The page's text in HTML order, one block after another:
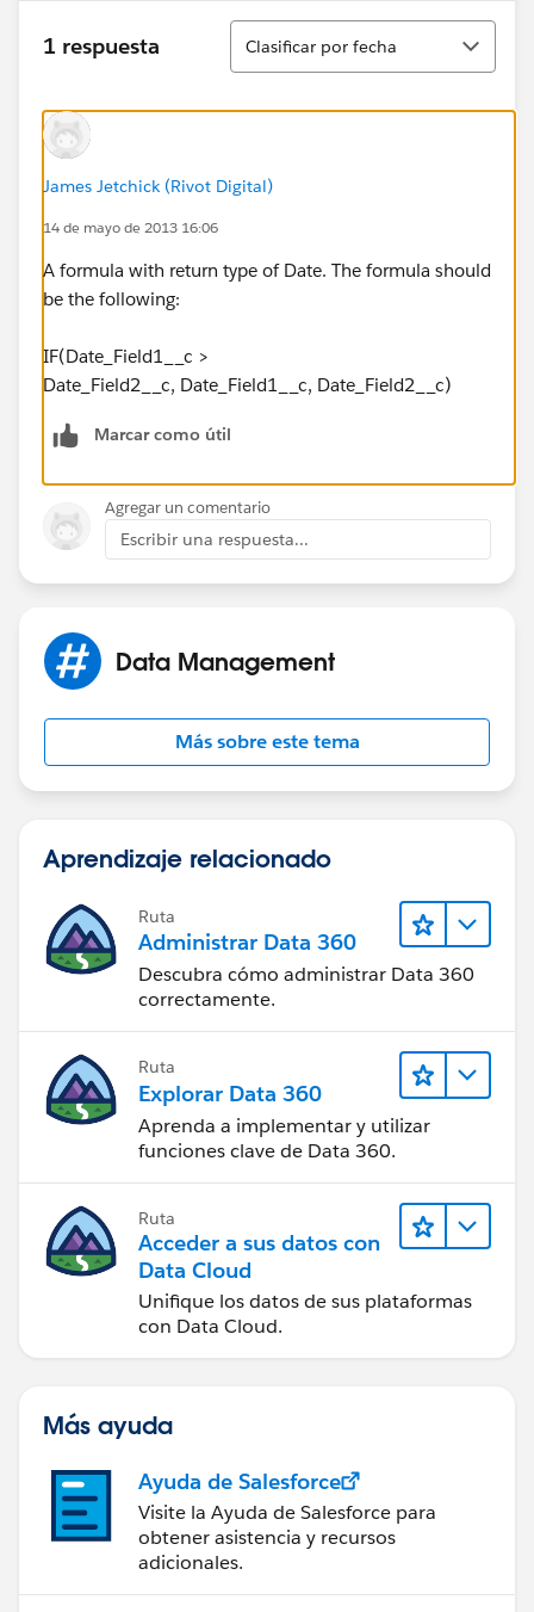
1 respuesta
Ordenar
Clasificar por fecha
James Jetchick (Rivot Digital)
14 de mayo de 2013 16:06
A formula with return type of Date. The formula should
be the following:
IF(Date_Field1__c >
Date_Field2__c, Date_Field1__c, Date_Field2__c)
Marcar como útil
Agregar un comentario
Escribir una respuesta...
Data Management
Más sobre este tema
Aprendizaje relacionado
Ruta
Administrar Data 360
Descubra cómo administrar Data 360
correctamente.
Ruta
Explorar Data 360
Aprenda a implementar y utilizar
funciones clave de Data 360.
Ruta
Acceder a sus datos con
Data Cloud
Unifique los datos de sus plataformas
con Data Cloud.
Más ayuda
Ayuda de Salesforce
Visite la Ayuda de Salesforce para
obtener asistencia y recursos
adicionales.